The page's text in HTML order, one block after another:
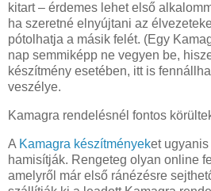
kitart – érdemes lehet első
ha szeretné elnyújtani az
pótolhatja a másik felét. (Egy
nap semmiképp ne vegyen be,
készítmény esetében, itt is
veszélye.
Kamagra rendelésnél fontos
A Kamagra készítményeket
hamisítják. Rengeteg olyan online
amelyről már első ránézésre